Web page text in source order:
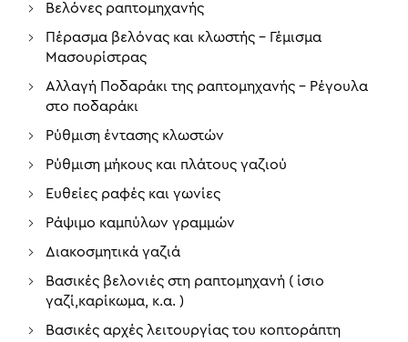
Βελόνες ραπτομηχανής
Πέρασμα βελόνας και κλωστής – Γέμισμα
Μασουρίστρας
Αλλαγή Ποδαράκι της ραπτομηχανής – Ρέγουλα
στο ποδαράκι
Ρύθμιση έντασης κλωστών
Ρύθμιση μήκους και πλάτους γαζιού
Ευθείες ραφές και γωνίες
Ράψιμο καμπύλων γραμμών
Διακοσμητικά γαζιά
Βασικές βελονιές στη ραπτομηχανή ( ίσιο
γαζί,καρίκωμα, κ.α. )
Βασικές αρχές λειτουργίας του κοπτοράπτη